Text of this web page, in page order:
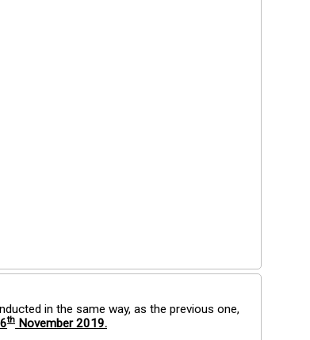
in the same way, as the previous one,
th November 2019.